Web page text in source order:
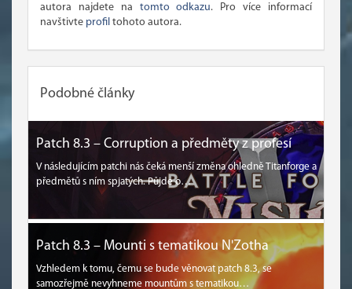
autora najdete na tomto odkazu. Pro více informací
navštivte profil tohoto autora.
Podobné články
Patch 8.3 – Corruption a předměty z profesí
V následujícím patchi nás čeká menší změna ohledně Titanforge a
předmětů s ním spjatých. Půjde o…
Patch 8.3 – Mounti s tematikou N'Zotha
Vzhledem k tomu, čemu se bude věnovat patch 8.3, se
samozřejmě nevyhneme mountům s tematikou…